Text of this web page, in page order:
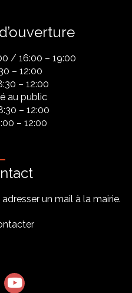
/ 16:00 – 19:00
– 12:00
– 12:00
au public
– 12:00
– 12:00
un mail à la mairie.
vers le compte Facebook
Lien vers la chaîne